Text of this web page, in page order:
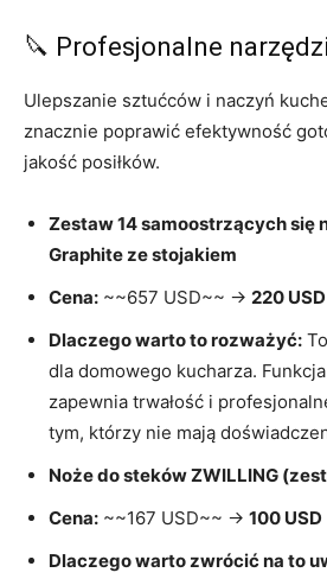
🔪 Profesjonalne
Ulepszanie sztućców i naczyń
znacznie poprawić efektywność
jakość posiłków.
Zestaw 14 samoostrzących się
Graphite ze stojakiem
Cena: ~~657 USD~~ → 220 USD
Dlaczego warto to rozważyć:
dla domowego kucharza.
zapewnia trwałość i
tym, którzy nie mają
Noże do steków ZWILLING
Cena: ~~167 USD~~ → 100 USD
Dlaczego warto zwrócić na to